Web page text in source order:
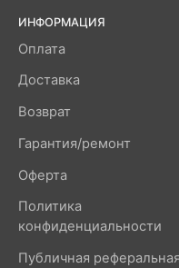
ИНФОРМАЦИЯ
Оплата
Доставка
Возврат
Гарантия/ремонт
Оферта
Политика
конфиденциальности
Публичная реферальная